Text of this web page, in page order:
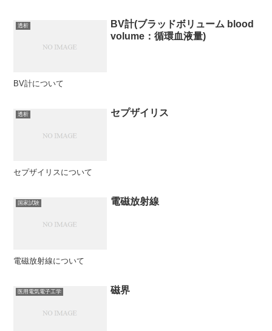
透析
BV計(ブラッドボリューム blood
volume：循環血液量)
BV計について
透析 セプザイリス
セプザイリスについて
国家試験 電磁放射線
電磁放射線について
医用電気電子工学 磁界